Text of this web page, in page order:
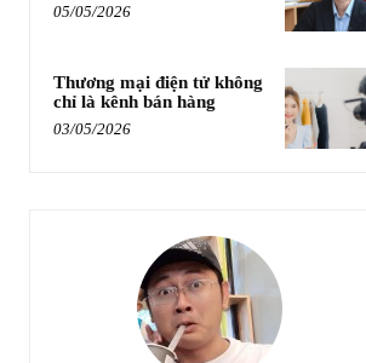
05/05/2026
Thương mại điện tử không
chỉ là kênh bán hàng
03/05/2026